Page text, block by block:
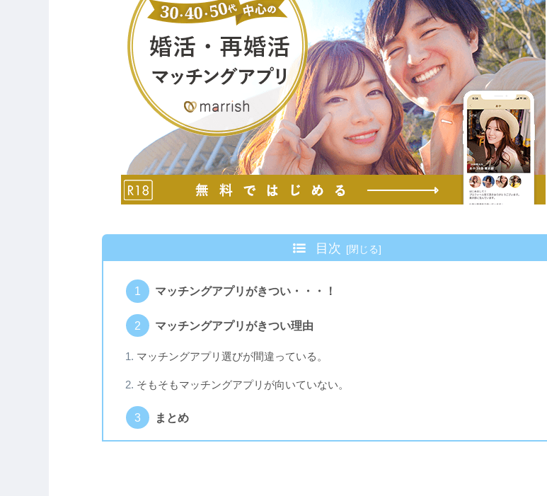
目次
マッチングアプリがきつい・・・！
マッチングアプリがきつい理由
マッチングアプリ選びが間違っている。
そもそもマッチングアプリが向いていない。
まとめ